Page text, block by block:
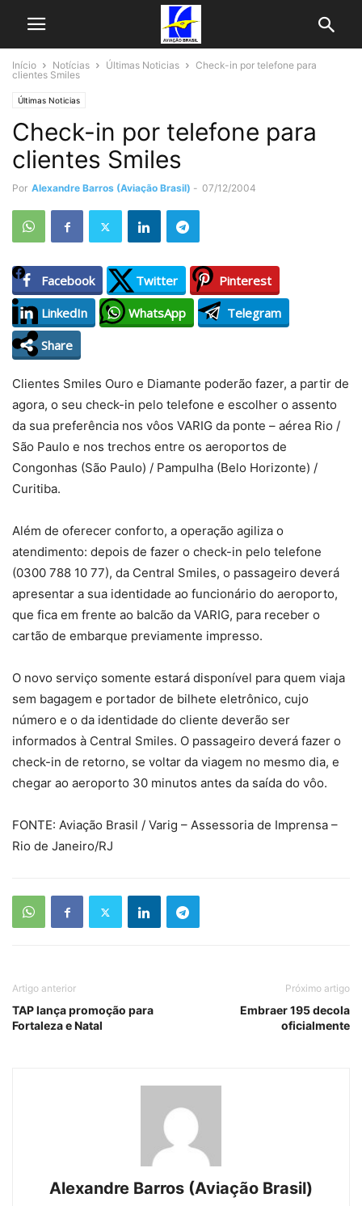
Início Notícias Últimas Noticias
Check-in por telefone para
clientes Smiles
Últimas Noticias
Check-in por telefone para
clientes Smiles
Por Alexandre Barros (Aviação Brasil) - 07/12/2004
Facebook Twitter
Pinterest
LinkedIn
WhatsApp
Telegram
Share
Clientes Smiles Ouro e Diamante poderão fazer, a partir de
agora, o seu check-in pelo telefone e escolher o assento
da sua preferência nos vôos VARIG da ponte – aérea Rio /
São Paulo e nos trechos entre os aeroportos de
Congonhas (São Paulo) / Pampulha (Belo Horizonte) /
Curitiba.
Além de oferecer conforto, a operação agiliza o
atendimento: depois de fazer o check-in pelo telefone
(0300 788 10 77), da Central Smiles, o passageiro deverá
apresentar a sua identidade ao funcionário do aeroporto,
que fica em frente ao balcão da VARIG, para receber o
cartão de embarque previamente impresso.
O novo serviço somente estará disponível para quem viaja
sem bagagem e portador de bilhete eletrônico, cujo
número e o da identidade do cliente deverão ser
informados à Central Smiles. O passageiro deverá fazer o
check-in de retorno, se voltar da viagem no mesmo dia, e
chegar ao aeroporto 30 minutos antes da saída do vôo.
FONTE: Aviação Brasil / Varig – Assessoria de Imprensa –
Rio de Janeiro/RJ
Artigo anterior
TAP lança promoção para
Fortaleza e Natal
Próximo artigo
Embraer 195 decola
oficialmente
Alexandre Barros (Aviação Brasil)